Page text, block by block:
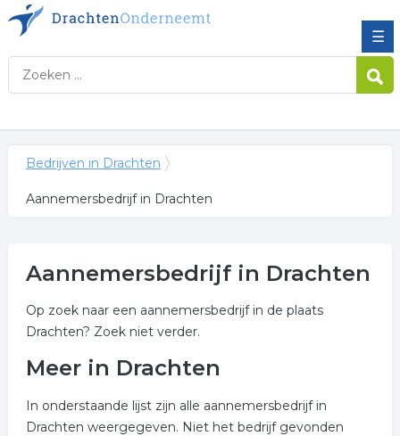
☰
Bedrijven in Drachten
Aannemersbedrijf in Drachten
Aannemersbedrijf in Drachten
Op zoek naar een aannemersbedrijf in de plaats
Drachten? Zoek niet verder.
Meer in Drachten
In onderstaande lijst zijn alle aannemersbedrijf in
Drachten weergegeven. Niet het bedrijf gevonden